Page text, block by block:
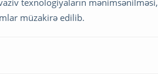
texnologiyaların mənimsənilməsi,
müzakirə edilib.